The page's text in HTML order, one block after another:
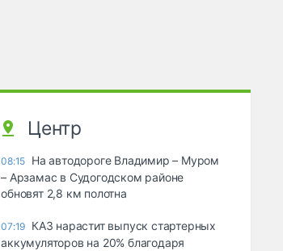
Центр
08:15 На автодороге Владимир – Муром
– Арзамас в Судогодском районе
обновят 2,8 км полотна
07:19 КАЗ нарастит выпуск стартерных
аккумуляторов на 20% благодаря